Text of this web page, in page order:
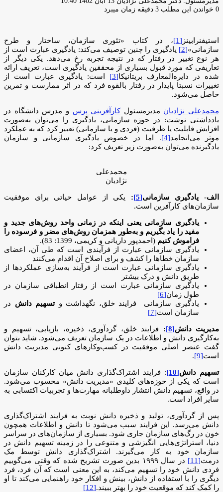
ایمیل
0 خواندن این مطلب 3 دقیقه زمان میبرد
استیفنرابینز [1]
، در کتاب «تئوری سازمان، ساختار و طرح
سازمانی»[2]
یادگیری را چنین توصیف می‌کند: یادگیری عبارت است از
هر نوع تغییر در رفتار که در نتیجه تجربه رخ می‌دهد. یکی دیگر از
تعاریفی که مورد قبول بسیاری از محققین یادگیری است، تعریف ارائه
شده در دایره‌المعارف بریتانیکا[3]
است: یادگیری عبارت است از
تغییرات نسبتا پایدار در رفتار بالقوه فرد که در اثر ممارست و تمرین
حاصل می‌شود.
محمدعلی نژادیان مدیرمسئولکارآفرینی پرس و مدرس دانشگاه در
یادداشتی نوشت: در حوزه سازمانی، یادگیری را می‌توان به‌صورت
افزایش قابلیت یا ظرفیت (فردی و یا سازمانی) تعبیر کرد که به عملکرد
موثر می‌انجامد[4]
. اما در خصوص یادگیری سازمانی و سازمان
یادگیرنده می‌توان به‌صورت زیر تعریف کرد:
محمدعلی
نژادیان
الف- یادگیری سازمانی[5]
: یکی از عوامل حیاتی برای موفقیت
سازمان‌های کارآفرین است.
یادگیری سازمانی یعنی اینکه در زمانی واحد روش‌های جدید و
مفید را یاد بگیریم و به‌طور همزمان روش‌های مضر و فرسوده را
فراموش کنیم (احمدپور داریانی و کریمی، 1399: 83).
یادگیری سازمانی عبارت از فرآیندی است که طی آن، اعضای
سازمان خطاها را کشف و برای اصلاح آن اقدام می‌کنند
یادگیری سازمانی عبارت است از فرآیند به‌سازی عملکردها از
طریق دانش و درک بیشتر
یادگیری سازمانی عبارت است از رفتار انطباقی سازمان در
طول زمان[6]
یادگیری سازمانی فرایند خلق، نگهداشت وتسهیم دانش در
سازمان است[7]
مدیریت دانش[8]
: فرایند خلق، گردآوری، ذخیره، بازیابی، تسهیم و
به‌کارگیری دانش و اطلاعات در یک سازمان تعریف می‌شود. شاید بتوان
گفت عنصر اصلی موفقیت در کسب‌وکارهای کنونی مدیریت دانش
است[9]
.
تسهیم دانش[10]
: فرایند اشتراک‌گذاری دانش میان کارکنان سازمان
است که یکی از حوزه‌های کلیدی «مدیریت دانش» محسوب می‌شود.
در واقع، تسهیم دانش انتشار داوطلبانه مهارت‌ها و تجربیات اکتسابی به
سایر افراد است.
پس از گردآوری، تولید و ذخیره دانش نوبت به فرایند اشتراک‌گذاری
دانش می‌رسد. این فرایند سبب می‌شود تا دانش و اطلاعات همچون
خون در رگ‌های سازمان جاری شود. بسیاری از سازمان‌های در سراسر
دنیا، استراتژی‌هایی انگیزشی و متنوعی را در زمینه تسهیم دانش در
سازمان خود به کار می‌گیرند. اشتراک‌گذاری دانش توسط مک
درمت[11]
در سال ۱۹۹۹ بدین صورت تشریح شده که وقتی می‌گوییم
فردی دانش خود را تسهیم می‌کند، به این معنی است که آن فرد، فرد
دیگری را با استفاده از دانش، بینش و افکار خود راهنمایی می‌کند تا او
را کمک کند که موقعیت خود را بهتر ببیند.[12]